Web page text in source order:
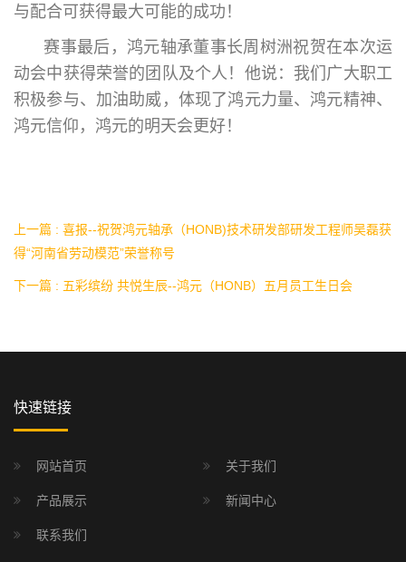
与配合可获得最大可能的成功！
赛事最后，鸿元轴承董事长周树洲祝贺在本次运
动会中获得荣誉的团队及个人！他说：我们广大职工
积极参与、加油助威，体现了鸿元力量、鸿元精神、
鸿元信仰，鸿元的明天会更好！
上一篇 : 喜报--祝贺鸿元轴承（HONB)技术研发部研发工程师吴磊获
得“河南省劳动模范”荣誉称号
下一篇 : 五彩缤纷 共悦生辰--鸿元（HONB）五月员工生日会
快速链接
网站首页 关于我们
产品展示 新闻中心
联系我们